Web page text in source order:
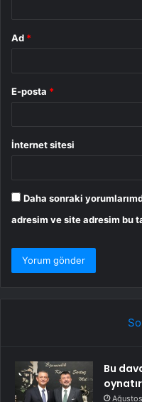
Ad *
E-posta *
İnternet sitesi
Daha sonraki
adresim ve site adresim bu
Bu
oynatır